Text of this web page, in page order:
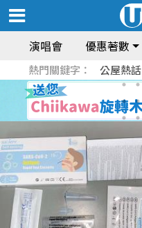
演唱會 優惠著數
熱門關鍵字： 公屋熱話